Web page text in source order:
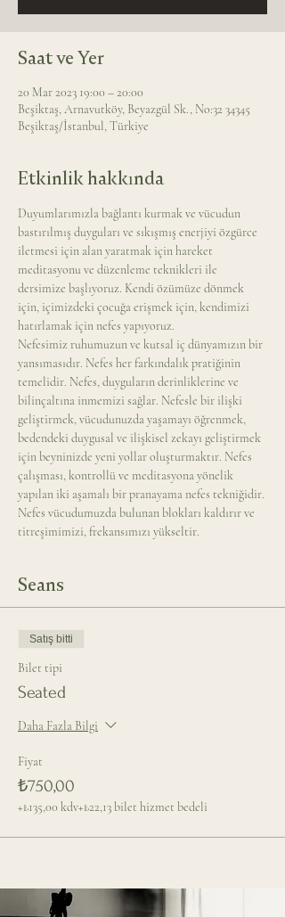
Saat ve Yer
20 Mar 2023 19:00 – 20:00
Beşiktaş, Arnavutköy, Beyazgül Sk., No:32 34345
Beşiktaş/İstanbul, Türkiye
Etkinlik hakkında
Duyumlarımızla bağlantı kurmak ve vücudun
bastırılmış duyguları ve sıkışmış enerjiyi özgürce
iletmesi için alan yaratmak için hareket
meditasyonu ve düzenleme teknikleri ile
dersimize başlıyoruz. Kendi özümüze dönmek
için, içimizdeki çocuğa erişmek için, kendimizi
hatırlamak için nefes yapıyoruz.
Nefesimiz ruhumuzun ve kutsal iç dünyamızın bir
yansımasıdır. Nefes her farkındalık pratiğinin
temelidir. Nefes, duyguların derinliklerine ve
bilinçaltına inmemizi sağlar. Nefesle bir ilişki
geliştirmek, vücudunuzda yaşamayı öğrenmek,
bedendeki duygusal ve ilişkisel zekayı geliştirmek
için beyninizde yeni yollar oluşturmaktır. Nefes
çalışması, kontrollü ve meditasyona yönelik
yapılan iki aşamalı bir pranayama nefes tekniğidir.
Nefes vücudumuzda bulunan blokları kaldırır ve
titreşimimizi, frekansımızı yükseltir.
Seans
Satış bitti
Bilet tipi
Seated
Daha Fazla Bilgi
Fiyat
₺750,00
+₺135,00 kdv+₺22,13 bilet hizmet bedeli